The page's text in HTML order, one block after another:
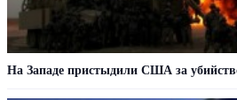
На Западе пристыдили США за